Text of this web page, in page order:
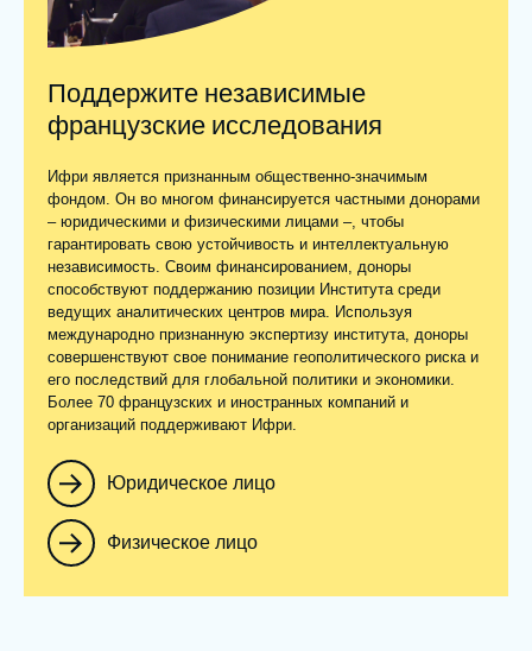
Поддержите независимые
французские исследования
Ифри является признанным общественно-значимым
фондом. Он во многом финансируется частными донорами
– юридическими и физическими лицами –, чтобы
гарантировать свою устойчивость и интеллектуальную
независимость. Своим финансированием, доноры
способствуют поддержанию позиции Института среди
ведущих аналитических центров мира. Используя
международно признанную экспертизу института, доноры
совершенствуют свое понимание геополитического риска и
его последствий для глобальной политики и экономики.
Более 70 французских и иностранных компаний и
организаций поддерживают Ифри.
Юридическое лицо
Физическое лицо